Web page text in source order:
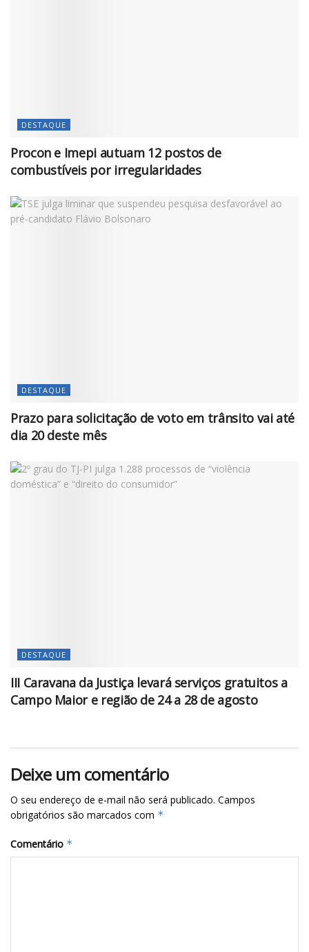
DESTAQUE
Procon e Imepi autuam 12 postos de
combustíveis por irregularidades
DESTAQUE
Prazo para solicitação de voto em trânsito vai até
dia 20 deste mês
DESTAQUE
III Caravana da Justiça levará serviços gratuitos a
Campo Maior e região de 24 a 28 de agosto
Deixe um comentário
O seu endereço de e-mail não será publicado. Campos
obrigatórios são marcados com *
Comentário *